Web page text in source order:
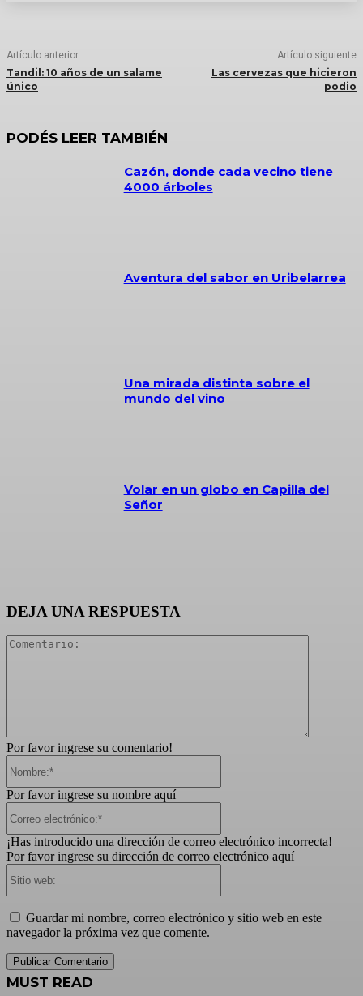
Artículo anterior
Tandil: 10 años de un salame
único
Artículo siguiente
Las cervezas que hicieron
podio
PODÉS LEER TAMBIÉN
Cazón, donde cada vecino tiene
4000 árboles
Aventura del sabor en Uribelarrea
Una mirada distinta sobre el
mundo del vino
Volar en un globo en Capilla del
Señor
DEJA UNA RESPUESTA
Por favor ingrese su comentario!
Por favor ingrese su nombre aquí
¡Has introducido una dirección de correo electrónico incorrecta!
Por favor ingrese su dirección de correo electrónico aquí
Guardar mi nombre, correo electrónico y sitio web en este
navegador la próxima vez que comente.
MUST READ